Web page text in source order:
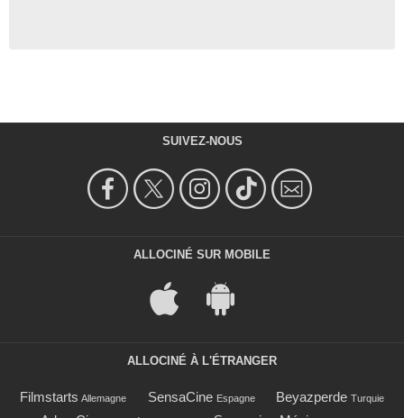
SUIVEZ-NOUS
ALLOCINÉ SUR MOBILE
ALLOCINÉ À L'ÉTRANGER
Filmstarts Allemagne SensaCine Espagne Beyazperde Turquie